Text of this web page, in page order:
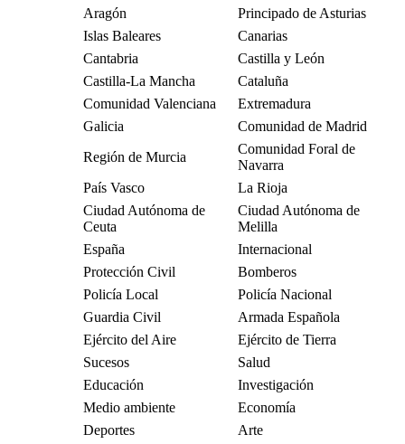
Aragón
Principado de Asturias
Islas Baleares
Canarias
Cantabria
Castilla y León
Castilla-La Mancha
Cataluña
Comunidad Valenciana
Extremadura
Galicia
Comunidad de Madrid
Región de Murcia
Comunidad Foral de
Navarra
País Vasco
La Rioja
Ciudad Autónoma de
Ceuta
Ciudad Autónoma de
Melilla
España
Internacional
Protección Civil
Bomberos
Policía Local
Policía Nacional
Guardia Civil
Armada Española
Ejército del Aire
Ejército de Tierra
Sucesos
Salud
Educación
Investigación
Medio ambiente
Economía
Deportes
Arte